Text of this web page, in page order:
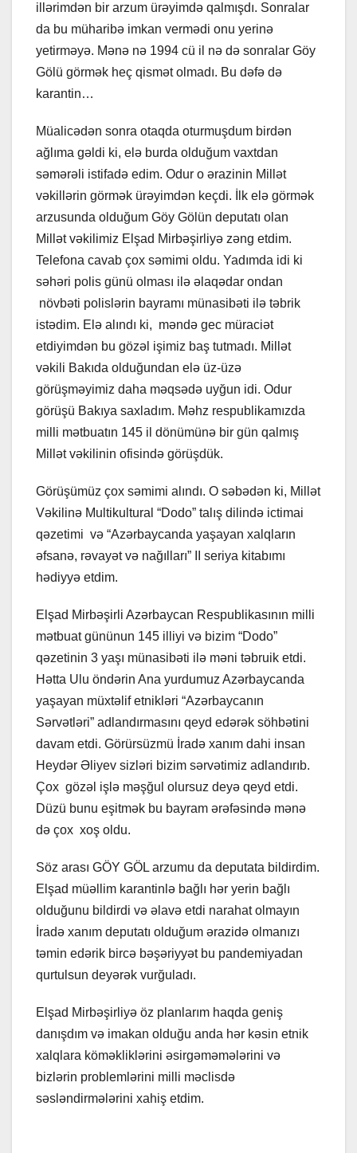
illərimdən bir arzum ürəyimdə qalmışdı. Sonralar
da bu müharibə imkan vermədi onu yerinə
yetirməyə. Mənə nə 1994 cü il nə də sonralar Göy
Gölü görmək heç qismət olmadı. Bu dəfə də
karantin…
Müalicədən sonra otaqda oturmuşdum birdən
ağlıma gəldi ki, elə burda olduğum vaxtdan
səmərəli istifadə edim. Odur o ərazinin Millət
vəkillərin görmək ürəyimdən keçdi. İlk elə görmək
arzusunda olduğum Göy Gölün deputatı olan
Millət vəkilimiz Elşad Mirbəşirliyə zəng etdim.
Telefona cavab çox səmimi oldu. Yadımda idi ki
səhəri polis günü olması ilə əlaqədar ondan
növbəti polislərin bayramı münasibəti ilə təbrik
istədim. Elə alındı ki, məndə gec müraciət
etdiyimdən bu gözəl işimiz baş tutmadı. Millət
vəkili Bakıda olduğundan elə üz-üzə
görüşməyimiz daha məqsədə uyğun idi. Odur
görüşü Bakıya saxladım. Məhz respublikamızda
milli mətbuatın 145 il dönümünə bir gün qalmış
Millət vəkilinin ofisində görüşdük.
Görüşümüz çox səmimi alındı. O səbədən ki, Millət
Vəkilinə Multikultural “Dodo” talış dilində ictimai
qəzetimi və “Azərbaycanda yaşayan xalqların
əfsanə, rəvayət və nağılları” II seriya kitabımı
hədiyyə etdim.
Elşad Mirbəşirli Azərbaycan Respublikasının milli
mətbuat gününun 145 illiyi və bizim “Dodo”
qəzetinin 3 yaşı münasibəti ilə məni təbruik etdi.
Hətta Ulu öndərin Ana yurdumuz Azərbaycanda
yaşayan müxtəlif etnikləri “Azərbaycanın
Sərvətləri” adlandırmasını qeyd edərək söhbətini
davam etdi. Görürsüzmü İradə xanım dahi insan
Heydər Əliyev sizləri bizim sərvətimiz adlandırıb.
Çox gözəl işlə məşğul olursuz deyə qeyd etdi.
Düzü bunu eşitmək bu bayram ərəfəsində mənə
də çox xoş oldu.
Söz arası GÖY GÖL arzumu da deputata bildirdim.
Elşad müəllim karantinlə bağlı hər yerin bağlı
olduğunu bildirdi və əlavə etdi narahat olmayın
İradə xanım deputatı olduğum ərazidə olmanızı
təmin edərik bircə bəşəriyyət bu pandemiyadan
qurtulsun deyərək vurğuladı.
Elşad Mirbəşirliyə öz planlarım haqda geniş
danışdım və imakan olduğu anda hər kəsin etnik
xalqlara köməkliklərini əsirgəməmələrini və
bizlərin problemlərini milli məclisdə
səsləndirmələrini xahiş etdim.